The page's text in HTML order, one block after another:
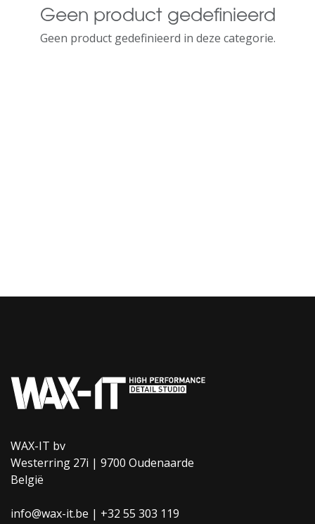
Geen product gedefinieerd
Geen product gedefinieerd in deze categorie.
WAX-IT bv
Westerring 27i | 9700 Oudenaarde
België
info@wax-it.be | +32 55 303 119